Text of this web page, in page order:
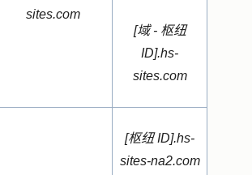
sites.com
[域 - 枢纽
ID].hs-
sites.com
[枢纽 ID].hs-
sites-na2.com